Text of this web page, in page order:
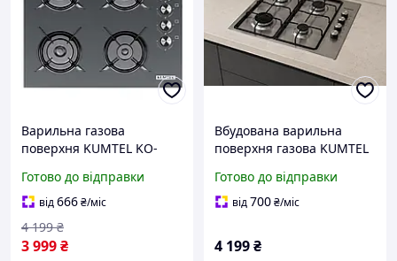
Варильна газова
поверхня KUMTEL KO-
Готово до відправки
від666₴/міс
3 999₴
4 199 ₴
Вбудована варильна
поверхня газова KUMTEL
Готово до відправки
від700₴/міс
4 199₴